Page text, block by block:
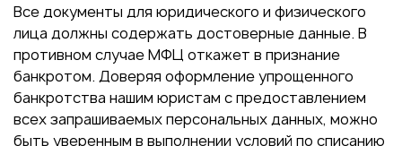
Все документы для юридического и физического
лица должны содержать достоверные данные. В
противном случае МФЦ откажет в признание
банкротом. Доверяя оформление упрощенного
банкротства нашим юристам с предоставлением
всех запрашиваемых персональных данных, можно
быть уверенным в выполнении условий по списанию